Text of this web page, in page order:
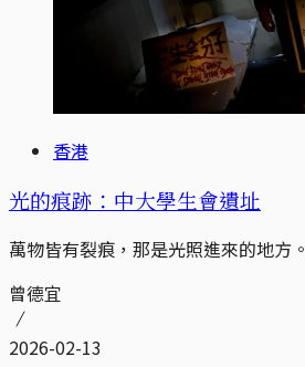
香港
光的痕跡：中大學生會遺址
萬物皆有裂痕，那是光照進來的地方。
曾德宜
2026-02-13